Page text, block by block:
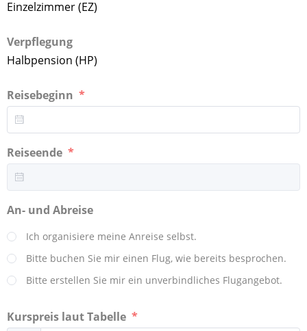
Einzelzimmer (EZ)
Verpflegung
Halbpension (HP)
Reisebeginn
Reiseende
An- und Abreise
Ich organisiere meine Anreise selbst.
Bitte buchen Sie mir einen Flug, wie bereits besprochen.
Bitte erstellen Sie mir ein unverbindliches Flugangebot.
Kurspreis laut Tabelle